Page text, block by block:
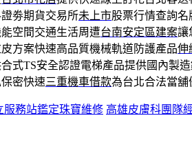
劵期貨交易所未上市股票行情查詢
空間交通生活周遭台南安定區建案讓
方案快速高品質機械軌道防護產品伸
式TS安全認證電梯產品提供國內製
密快速三重機車借款為台北合法當舖
服務站鑑定珠寶維修 高雄皮膚科團隊